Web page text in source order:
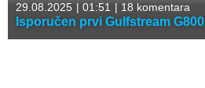
29.08.2025 | 01:51 | 18 komentara
Isporučen prvi Gulfstream G800